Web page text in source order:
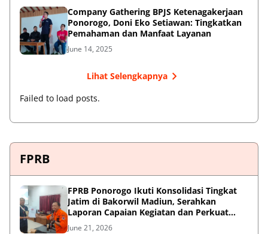
Company Gathering BPJS Ketenagakerjaan
Ponorogo, Doni Eko Setiawan: Tingkatkan
Pemahaman dan Manfaat Layanan
June 14, 2025
Lihat Selengkapnya
Failed to load posts.
FPRB
FPRB Ponorogo Ikuti Konsolidasi Tingkat
Jatim di Bakorwil Madiun, Serahkan
Laporan Capaian Kegiatan dan Perkuat
Sinergi Pentahelix
June 21, 2026